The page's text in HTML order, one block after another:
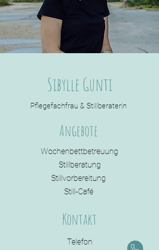
Sibylle Gunti
Pflegefachfrau & Stillberaterin
Angebote
Wochenbettbetreuung
Stillberatung
Stillvorbereitung
Still-Café
Kontakt
Telefon